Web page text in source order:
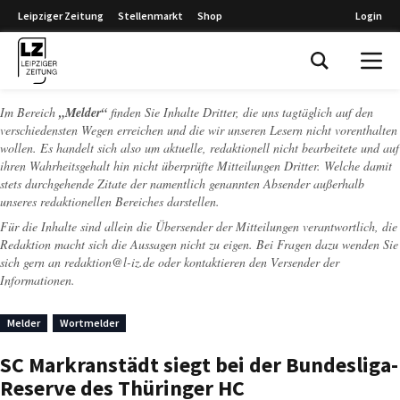
Leipziger Zeitung Stellenmarkt Shop Login
Im Bereich „Melder“ finden Sie Inhalte Dritter, die uns tagtäglich auf den
verschiedensten Wegen erreichen und die wir unseren Lesern nicht vorenthalten
wollen. Es handelt sich also um aktuelle, redaktionell nicht bearbeitete und auf
ihren Wahrheitsgehalt hin nicht überprüfte Mitteilungen Dritter. Welche damit
stets durchgehende Zitate der namentlich genannten Absender außerhalb
unseres redaktionellen Bereiches darstellen.
Für die Inhalte sind allein die Übersender der Mitteilungen verantwortlich, die
Redaktion macht sich die Aussagen nicht zu eigen. Bei Fragen dazu wenden Sie
sich gern an redaktion@l-iz.de oder kontaktieren den Versender der
Informationen.
Melder Wortmelder
SC Markranstädt siegt bei der Bundesliga-
Reserve des Thüringer HC